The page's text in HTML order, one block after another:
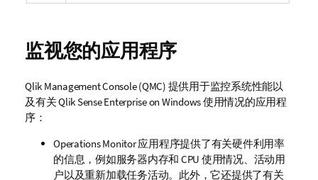
监视您的应用程序
Qlik Management Console(QMC) 提供用于监控系统性能以
及有关Qlik Sense Enterprise on Windows使用情况的应用程
序：
Operations Monitor应用程序提供了有关硬件利用率
的信息，例如服务器内存和 CPU 使用情况、活动用
户以及重新加载任务活动。此外，它还提供了有关